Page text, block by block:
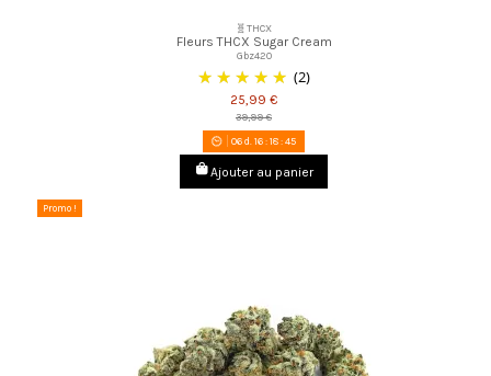
🧬THCX
Fleurs THCX Sugar Cream
Gbz420
(2)
25,99 €
39,99 €
06d. 16:18:44
Ajouter au panier
Promo !